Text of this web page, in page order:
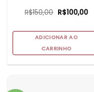
R$150,00 O
preço
era:
R$150,00.
R$100,00O
é:
ADICIONAR AO
CARRINHO